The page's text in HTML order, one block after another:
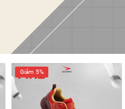
Giảm 5%